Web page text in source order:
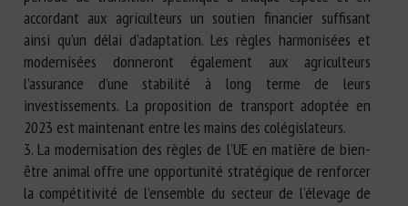
accordant aux agriculteurs un soutien financier suffisant
ainsi qu’un délai d’adaptation. Les règles harmonisées et
modernisées donneront également aux agriculteurs
l’assurance d’une stabilité à long terme de leurs
investissements. La proposition de transport adoptée en
2023 est maintenant entre les mains des colégislateurs.
3. La modernisation des règles de l’UE en matière de bien-
être animal offre une opportunité stratégique de renforcer
la compétitivité de l’ensemble du secteur de l’élevage de